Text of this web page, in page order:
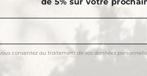
consentez au traitement de vos données